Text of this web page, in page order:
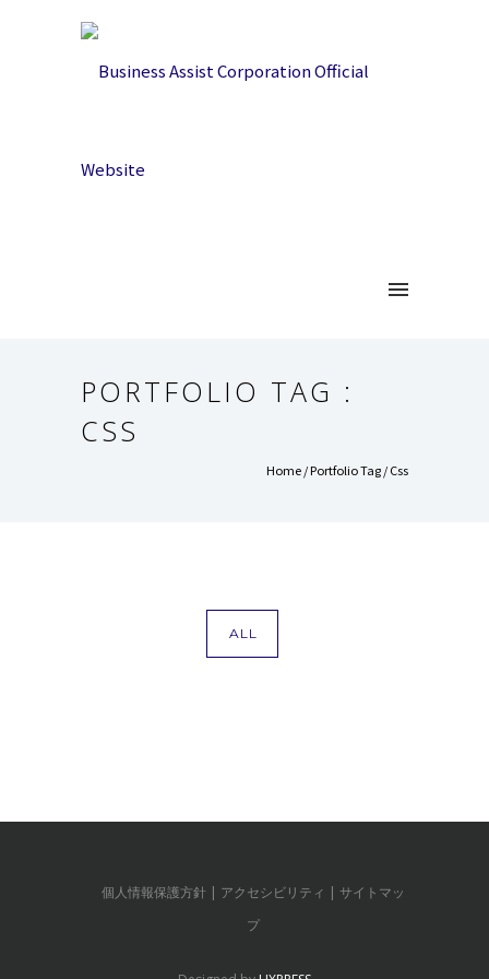
PORTFOLIO TAG :
CSS
Home/ Portfolio Tag /Css
ALL
個人情報保護方針 アクセシビリティ
サイトマッ
プ